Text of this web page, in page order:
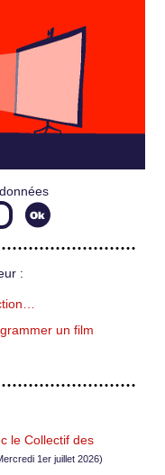
:
un film
le Collectif des
1er juillet 2026)